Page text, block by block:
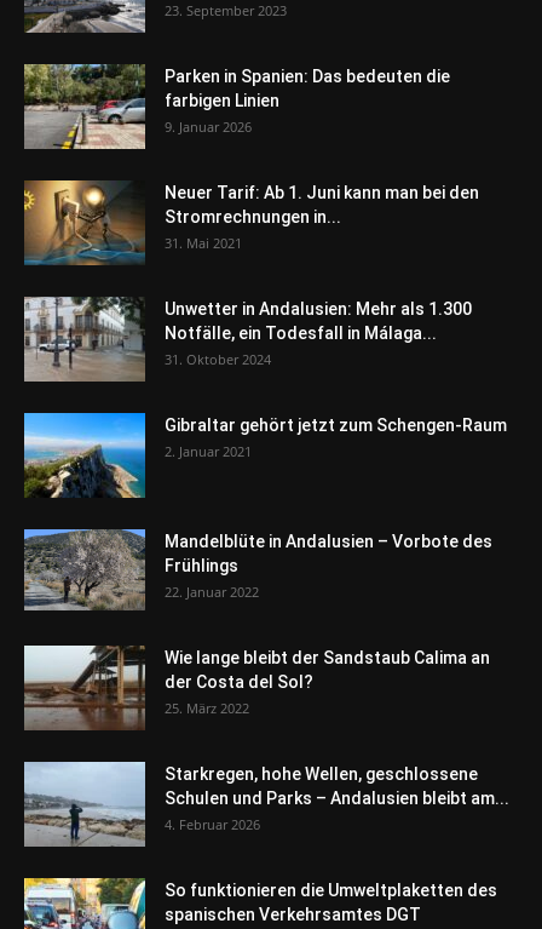
23. September 2023
Parken in Spanien: Das bedeuten die
farbigen Linien
9. Januar 2026
Neuer Tarif: Ab 1. Juni kann man bei den
Stromrechnungen in...
31. Mai 2021
Unwetter in Andalusien: Mehr als 1.300
Notfälle, ein Todesfall in Málaga...
31. Oktober 2024
Gibraltar gehört jetzt zum Schengen-Raum
2. Januar 2021
Mandelblüte in Andalusien – Vorbote des
Frühlings
22. Januar 2022
Wie lange bleibt der Sandstaub Calima an
der Costa del Sol?
25. März 2022
Starkregen, hohe Wellen, geschlossene
Schulen und Parks – Andalusien bleibt am...
4. Februar 2026
So funktionieren die Umweltplaketten des
spanischen Verkehrsamtes DGT